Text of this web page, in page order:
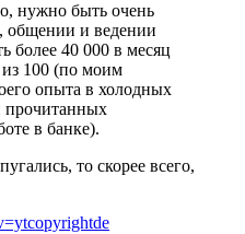
нужно быть очень
общении и ведении
более 40 000 в месяц
из 100 (по моим
опыта в холодных
прочитанных
в банке).
то скорее всего,